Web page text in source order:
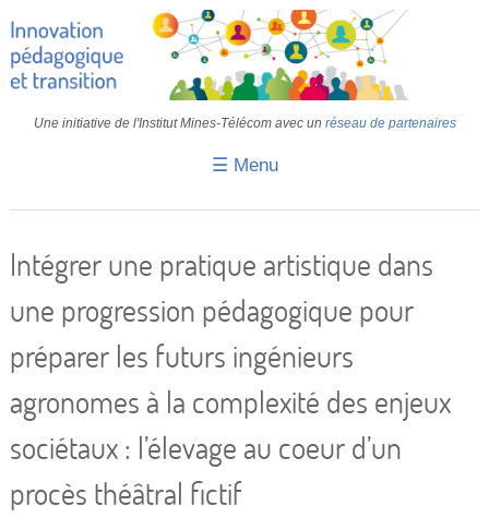
Une initiative de l'Institut Mines-Télécom avec un réseau de partenaires
☰ Menu
Retours d’expériences
Transition
IA
IMT
Colloques
Vidéos
Intégrer une pratique artistique dans
une progression pédagogique pour
préparer les futurs ingénieurs
agronomes à la complexité des enjeux
sociétaux : l’élevage au coeur d’un
procès théâtral fictif